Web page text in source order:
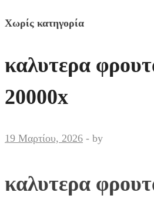
Χωρίς κατηγορία
καλυτερα
20000x
19 Μαρτίου, 2026 - by
καλυτερα